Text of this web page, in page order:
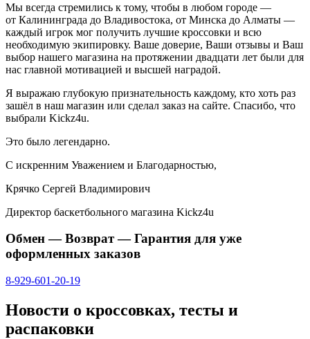
Мы всегда стремились к тому, чтобы в любом городе —
от Калининграда до Владивостока, от Минска до Алматы —
каждый игрок мог получить лучшие кроссовки и всю
необходимую экипировку. Ваше доверие, Ваши отзывы и Ваш
выбор нашего магазина на протяжении двадцати лет были для
нас главной мотивацией и высшей наградой.
Я выражаю глубокую признательность каждому, кто хоть раз
зашёл в наш магазин или сделал заказ на сайте. Спасибо, что
выбрали Kickz4u.
Это было легендарно.
С искренним Уважением и Благодарностью,
Крячко Сергей Владимирович
Директор баскетбольного магазина Kickz4u
Обмен — Возврат — Гарантия для уже
оформленных заказов
8-929-601-20-19
Новости о кроссовках, тесты и
распаковки